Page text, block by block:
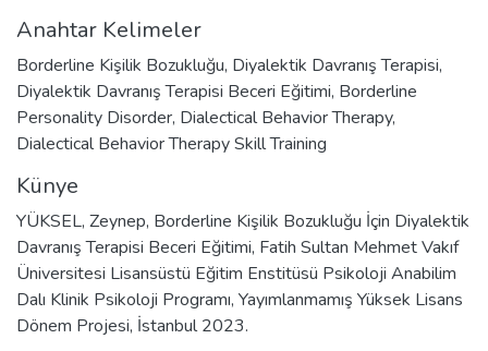
Anahtar Kelimeler
Borderline Kişilik Bozukluğu, Diyalektik Davranış Terapisi,
Diyalektik Davranış Terapisi Beceri Eğitimi, Borderline
Personality Disorder, Dialectical Behavior Therapy,
Dialectical Behavior Therapy Skill Training
Künye
YÜKSEL, Zeynep, Borderline Kişilik Bozukluğu İçin Diyalektik
Davranış Terapisi Beceri Eğitimi, Fatih Sultan Mehmet Vakıf
Üniversitesi Lisansüstü Eğitim Enstitüsü Psikoloji Anabilim
Dalı Klinik Psikoloji Programı, Yayımlanmamış Yüksek Lisans
Dönem Projesi, İstanbul 2023.